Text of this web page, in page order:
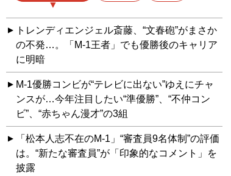
トレンディエンジェル斎藤、“文春砲”がまさか
の不発…。「M-1王者」でも優勝後のキャリア
に明暗
M-1優勝コンビが“テレビに出ない”ゆえにチャ
ンスが…今年注目したい“準優勝”、“不仲コン
ビ”、“赤ちゃん漫才”の3組
「松本人志不在のM-1」“審査員9名体制”の評価
は。“新たな審査員”が「印象的なコメント」を
披露